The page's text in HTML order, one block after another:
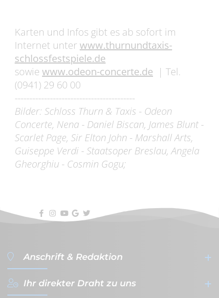
Karten und Infos gibt es ab sofort im
Internet unter www.thurnundtaxis-
schlossfestspiele.de
sowie www.odeon-concerte.de | Tel.
(0941) 29 60 00
-----------------------------------------
Bilder: Schloss Thurn & Taxis - Odeon
Concerte, Nena - Daniel Biscan, James Blunt -
Scarlet Page, Sir Elton John - Marshall Arts,
Guiseppe Verdi - Staatsoper Breslau, Angela
Gheorghiu - Cosmin Gogu;
Anschrift & Redaktion
filterVERLAG GmbH & Co. KG
Ihr direkter Draht zu uns